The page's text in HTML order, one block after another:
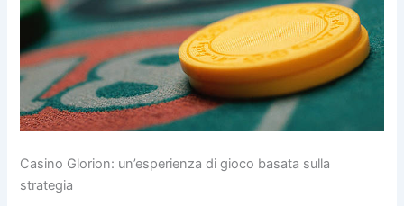
Casino Glorion: un’esperienza di gioco basata sulla
strategia